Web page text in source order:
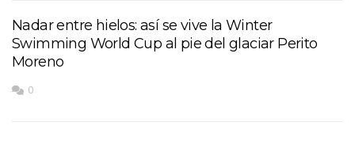
Nadar entre hielos: así se vive la Winter
Swimming World Cup al pie del glaciar Perito
Moreno
0